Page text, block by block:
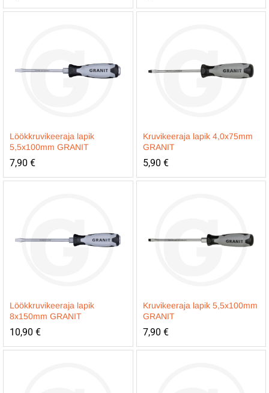
Löökkruvikeeraja lapik
5,5x100mm GRANIT
7,90 €
Kruvikeeraja lapik 4,0x75mm
GRANIT
5,90 €
Löökkruvikeeraja lapik
8x150mm GRANIT
10,90 €
Kruvikeeraja lapik 5,5x100mm
GRANIT
7,90 €